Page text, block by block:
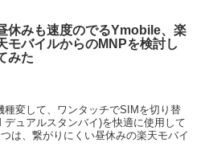
休みも速度のでるYmobile、楽
モバイルからのMNPを検討し
みた
種変して、ワンタッチでSIMを切り替
ュアルスタンバイ)を快適に使用して
は、繋がりにくい昼休みの楽天モバイ